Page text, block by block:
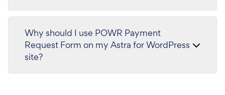
Why should I use POWR Payment
Request Form on my Astra for WordPress
site?